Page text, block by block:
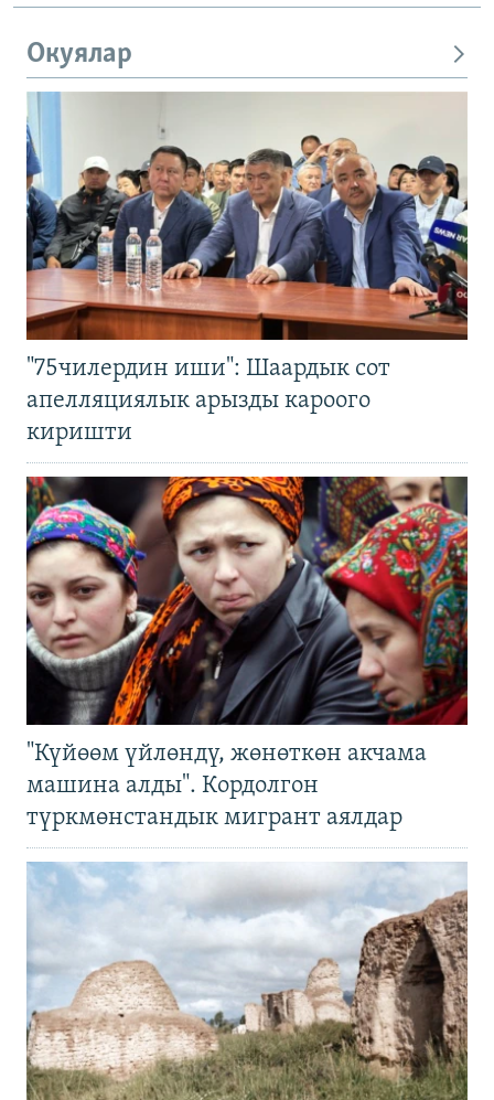
Окуялар
"75чилердин иши": Шаардык сот
апелляциялык арызды кароого
киришти
"Күйөөм үйлөндү, жөнөткөн акчама
машина алды". Кордолгон
түркмөнстандык мигрант аялдар